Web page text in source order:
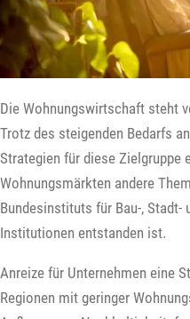
Die Wohnungswirtschaft steht
Trotz des steigenden Bedarfs
Strategien für diese Zielgruppe
Wohnungsmärkten andere
Bundesinstituts für Bau-, Stadt-
Institutionen entstanden ist.
Anreize für Unternehmen eine
Regionen mit geringer